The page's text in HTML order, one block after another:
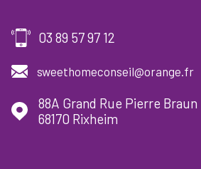
03 89 57 97 12
sweethomeconseil@orange.fr
88A Grand Rue Pierre Braun
68170
Rixheim